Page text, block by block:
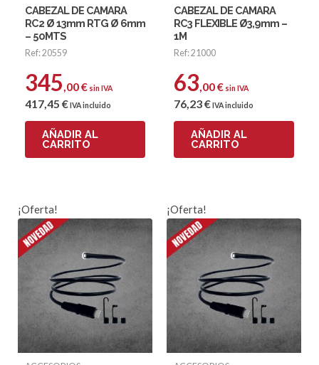
CABEZAL DE CAMARA
RC2 Ø 13mm RTG Ø 6mm
– 50MTS
Ref: 20559
345,00€ sin IVA
417,45 € IVA incluido
AÑADIR AL
CARRITO
CABEZAL DE CAMARA
RC3 FLEXIBLE Ø3,9mm –
1M
Ref: 21000
63,00€ sin IVA
76,23€ IVA incluido
AÑADIR AL
CARRITO
¡Oferta! ¡Oferta!